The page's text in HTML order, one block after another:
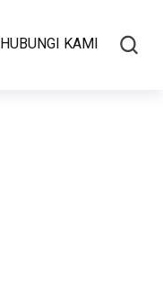
HUBUNGI KAMI